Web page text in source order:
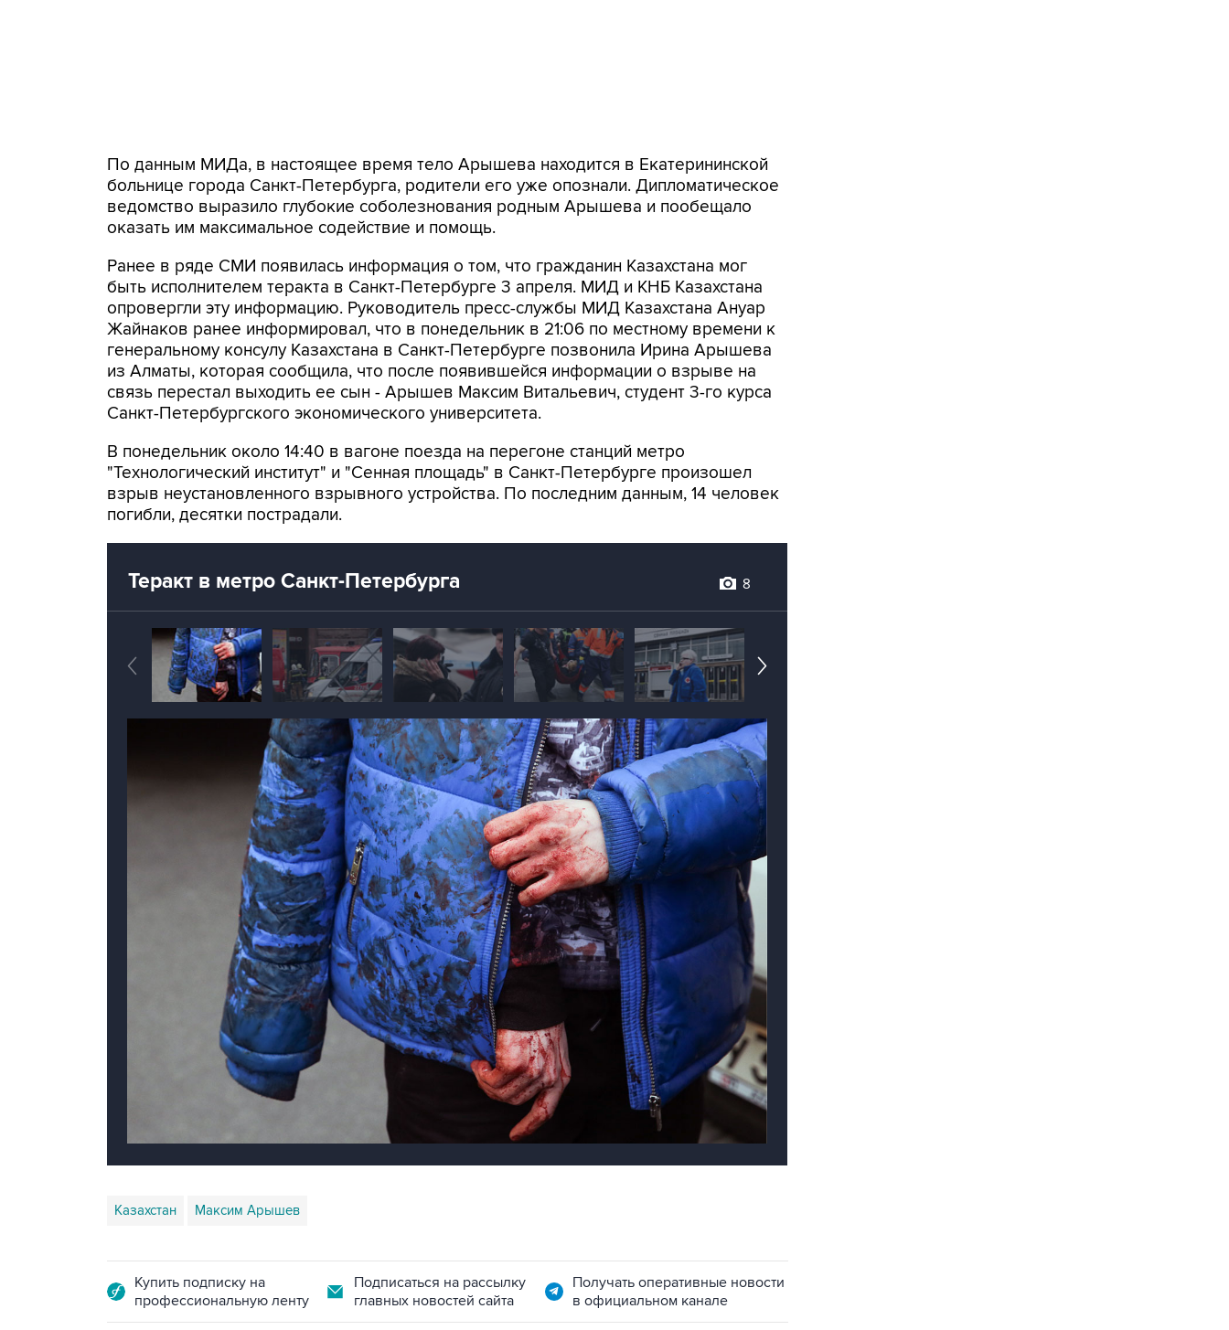
По данным МИДа, в настоящее время тело Арышева находится в Екатерининской
больнице города Санкт-Петербурга, родители его уже опознали. Дипломатическое
ведомство выразило глубокие соболезнования родным Арышева и пообещало
оказать им максимальное содействие и помощь.
Ранее в ряде СМИ появилась информация о том, что гражданин Казахстана мог
быть исполнителем теракта в Санкт-Петербурге 3 апреля. МИД и КНБ Казахстана
опровергли эту информацию. Руководитель пресс-службы МИД Казахстана Ануар
Жайнаков ранее информировал, что в понедельник в 21:06 по местному времени к
генеральному консулу Казахстана в Санкт-Петербурге позвонила Ирина Арышева
из Алматы, которая сообщила, что после появившейся информации о взрыве на
связь перестал выходить ее сын - Арышев Максим Витальевич, студент 3-го курса
Санкт-Петербургского экономического университета.
В понедельник около 14:40 в вагоне поезда на перегоне станций метро
"Технологический институт" и "Сенная площадь" в Санкт-Петербурге произошел
взрыв неустановленного взрывного устройства. По последним данным, 14 человек
погибли, десятки пострадали.
Теракт в метро Санкт-Петербурга 8
Казахстан Максим Арышев
Купить подписку на
профессиональную ленту
Подписаться на рассылку
главных новостей сайта
Получать оперативные новости
в официальном канале